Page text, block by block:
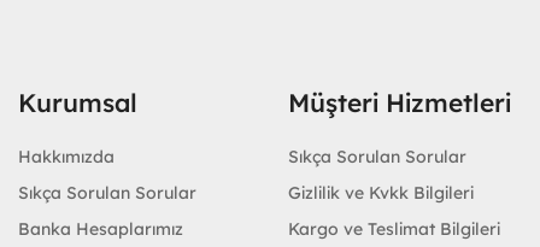
Kurumsal
Hakkımızda
Sıkça Sorulan Sorular
Banka Hesaplarımız
Müşteri Hizmetleri
Sıkça Sorulan Sorular
Gizlilik ve Kvkk Bilgileri
Kargo ve Teslimat Bilgileri